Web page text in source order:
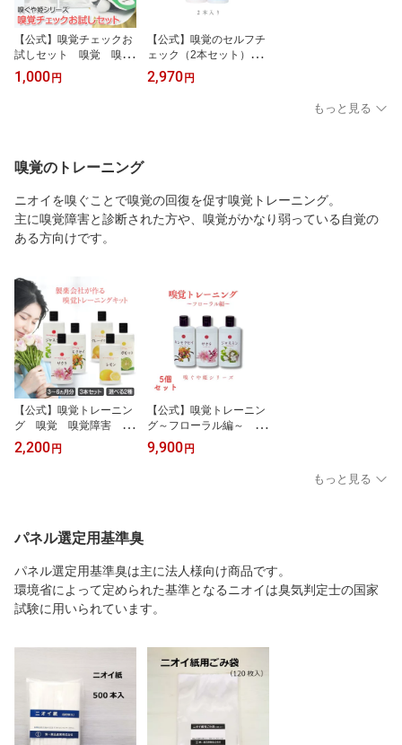
【公式】嗅覚チェックお
試しセット 嗅覚 嗅覚
検査 嗅覚障害 嗅覚低
下 セルフチェック に
1,000 円
【公式】嗅覚のセルフチ
ェック（2本セット）嗅
覚 検査 嗅覚障害 嗅覚低
下 認知症 におい 匂い 香
2,970 円
もっと見る
嗅覚のトレーニング
ニオイを嗅ぐことで嗅覚の回復を促す嗅覚トレーニング。
主に嗅覚障害と診断された方や、嗅覚がかなり弱っている自覚の
ある方向けです。
【公式】嗅覚トレーニン
グ 嗅覚 嗅覚障害 香
り におい 嗅覚トレー
ニング シトラス フロ
2,200 円
【公式】嗅覚トレーニン
グ～フローラル編～ 嗅
覚 嗅覚障害 香り に
おい 嗅覚トレーニン
9,900 円
もっと見る
パネル選定用基準臭
パネル選定用基準臭は主に法人様向け商品です。
環境省によって定められた基準となるニオイは臭気判定士の国家
試験に用いられています。